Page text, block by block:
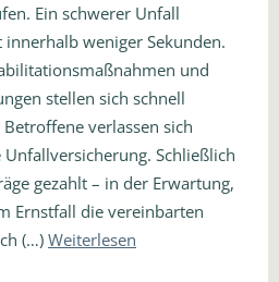
Ein schwerer Unfall
weniger Sekunden.
und
stellen sich schnell
verlassen sich
Schließlich
gezahlt – in der Erwartung,
Ernstfall die vereinbarten
(…) Weiterlesen